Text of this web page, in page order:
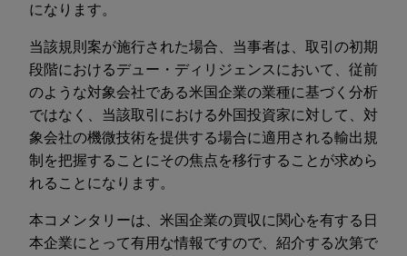
になります。
当該規則案が施行された場合、当事者は、取引の初期
段階におけるデュー・ディリジェンスにおいて、従前
のような対象会社である米国企業の業種に基づく分析
ではなく、当該取引における外国投資家に対して、対
象会社の機微技術を提供する場合に適用される輸出規
制を把握することにその焦点を移行することが求めら
れることになります。
本コメンタリーは、米国企業の買収に関心を有する日
本企業にとって有用な情報ですので、紹介する次第で